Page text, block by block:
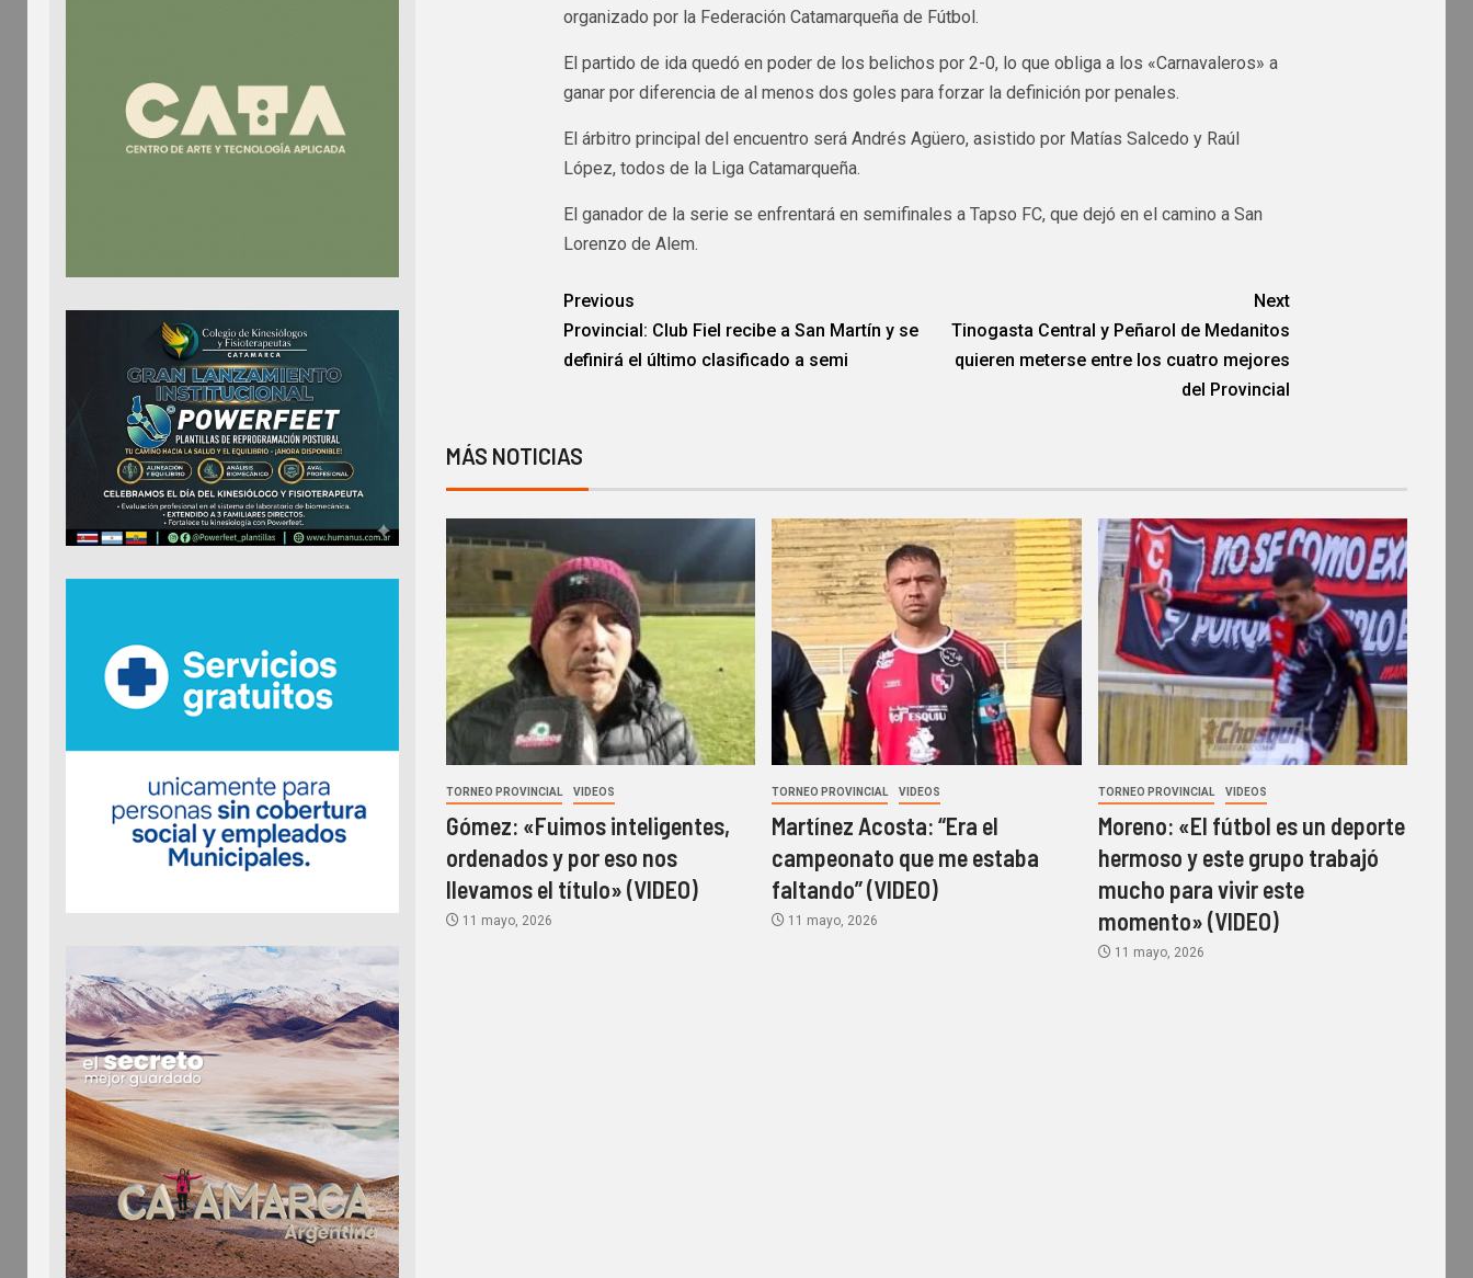
organizado por la Federación Catamarqueña de Fútbol.
El partido de ida quedó en poder de los belichos por 2-0, lo que obliga a los «Carnavaleros» a
ganar por diferencia de al menos dos goles para forzar la definición por penales.
El árbitro principal del encuentro será Andrés Agüero, asistido por Matías Salcedo y Raúl
López, todos de la Liga Catamarqueña.
El ganador de la serie se enfrentará en semifinales a Tapso FC, que dejó en el camino a San
Lorenzo de Alem.
Previous
Provincial: Club Fiel recibe a San Martín y se
definirá el último clasificado a semi
Next
Tinogasta Central y Peñarol de Medanitos
quieren meterse entre los cuatro mejores
del Provincial
MÁS NOTICIAS
TORNEO PROVINCIAL VIDEOS
Gómez: «Fuimos inteligentes,
ordenados y por eso nos
llevamos el título» (VIDEO)
11 mayo, 2026
TORNEO PROVINCIAL VIDEOS
Martínez Acosta: “Era el
campeonato que me estaba
faltando” (VIDEO)
11 mayo, 2026
TORNEO PROVINCIAL VIDEOS
Moreno: «El fútbol es un deporte
hermoso y este grupo trabajó
mucho para vivir este
momento» (VIDEO)
11 mayo, 2026